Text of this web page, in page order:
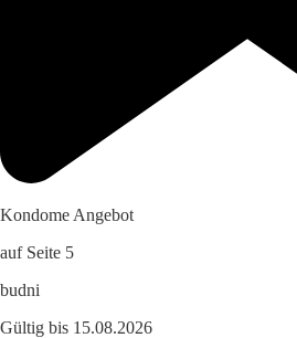
Kondome Angebot
auf Seite 5
budni
Gültig bis 15.08.2026